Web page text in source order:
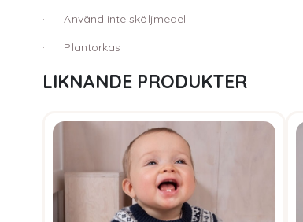
· Använd inte sköljmedel
· Plantorkas
LIKNANDE PRODUKTER